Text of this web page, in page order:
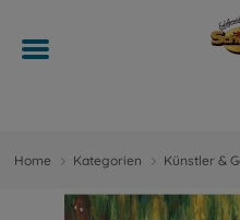
Home Kategorien Künstler &